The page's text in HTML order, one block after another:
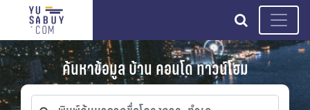
search
ค้นหาข้อมูล บ้าน คอนโด ทาวน์โฮม
พิมพ์ค้นหาจากชื่อโครงการ, ทำเล